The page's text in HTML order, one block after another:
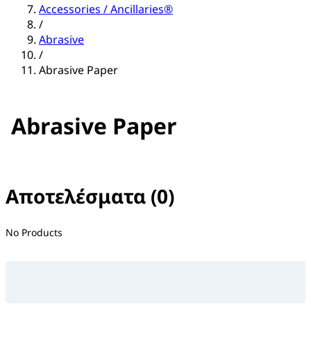
Accessories / Ancillaries®
/
Abrasive
/
Abrasive Paper
Abrasive Paper
Αποτελέσματα (0)
No filter(s) selected
No Products